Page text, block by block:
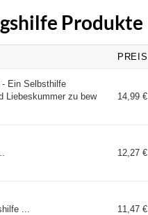
Produkte
PREIS
- Ein Selbsthilfe
Liebeskummer zu bew
14,99 €
12,27 €
... 11,47 €